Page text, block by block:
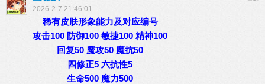
2026-2-7 21:46:01
稀有皮肤形象能力及对应编号
攻击100 防御100 敏捷100 精神100
回复50 魔攻50 魔抗50
四修正5 六抗性5
生命500 魔力500